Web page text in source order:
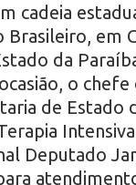
cadeia
Brasileiro, em
da
o
de Estado
Deputado